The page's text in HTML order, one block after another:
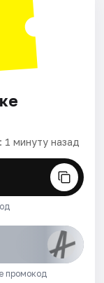
минуту назад
промокод